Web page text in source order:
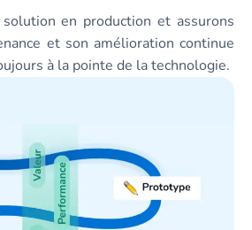
en production et assurons
et son amélioration continue
à la pointe de la technologie.